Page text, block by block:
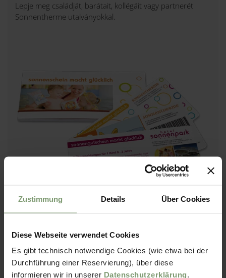
Zustimmung Details Über Cookies
Diese Webseite verwendet Cookies
Es gibt technisch notwendige Cookies (wie etwa bei der
Durchführung einer Reservierung), über diese
informieren wir in unserer Datenschutzerklärung.
Lepje meg családját, barátait, kollégáit vagy partnerét
Sonnentherme utalványokkal.
Webshop